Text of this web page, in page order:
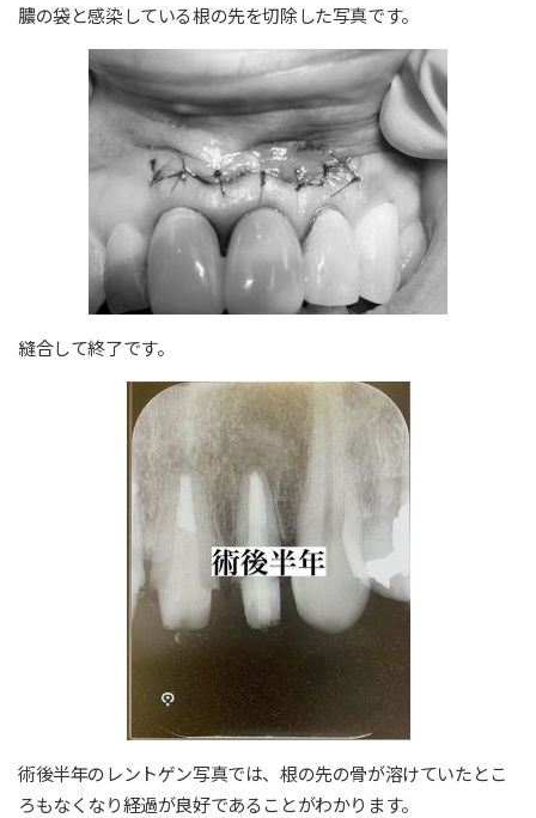
膿の袋と感染している根の先を切除した写真です。
縫合して終了です。
術後半年のレントゲン写真では、根の先の骨が溶けていたとこ
ろもなくなり経過が良好であることがわかります。